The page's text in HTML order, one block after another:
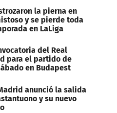
la pierna en
y se pierde toda
en LaLiga
del Real
para el partido de
en Budapest
anunció la salida
y su nuevo